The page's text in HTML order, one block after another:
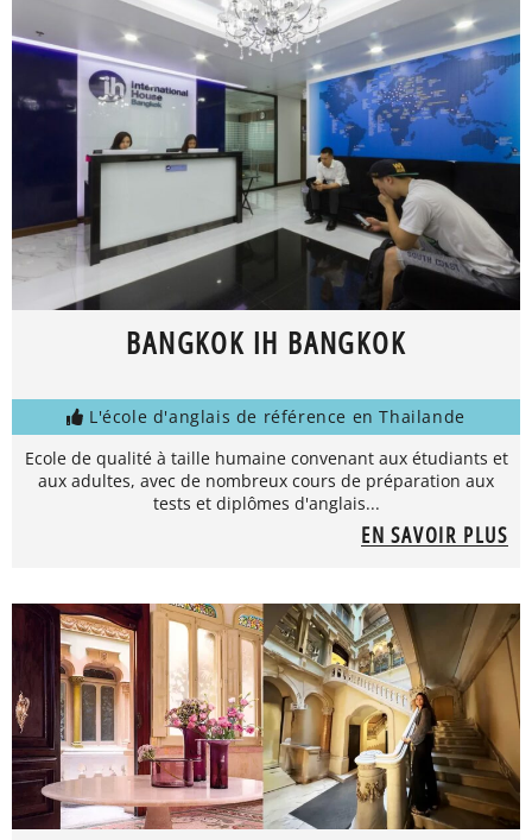
BANGKOK IH BANGKOK
L'école d'anglais de référence en Thailande
Ecole de qualité à taille humaine convenant aux étudiants et
aux adultes, avec de nombreux cours de préparation aux
tests et diplômes d'anglais...
EN SAVOIR PLUS